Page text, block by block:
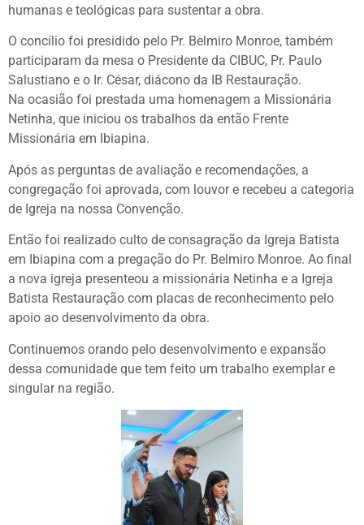
humanas e teológicas para sustentar a obra.
O concílio foi presidido pelo Pr. Belmiro Monroe, também
participaram da mesa o Presidente da CIBUC, Pr. Paulo
Salustiano e o Ir. César, diácono da IB Restauração.
Na ocasião foi prestada uma homenagem a Missionária
Netinha, que iniciou os trabalhos da então Frente
Missionária em Ibiapina.
Após as perguntas de avaliação e recomendações, a
congregação foi aprovada, com louvor e recebeu a categoria
de Igreja na nossa Convenção.
Então foi realizado culto de consagração da Igreja Batista
em Ibiapina com a pregação do Pr. Belmiro Monroe. Ao final
a nova igreja presenteou a missionária Netinha e a Igreja
Batista Restauração com placas de reconhecimento pelo
apoio ao desenvolvimento da obra.
Continuemos orando pelo desenvolvimento e expansão
dessa comunidade que tem feito um trabalho exemplar e
singular na região.